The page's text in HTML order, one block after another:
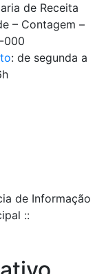
de Receita
– Contagem –
000
: de segunda a
de Informação
::